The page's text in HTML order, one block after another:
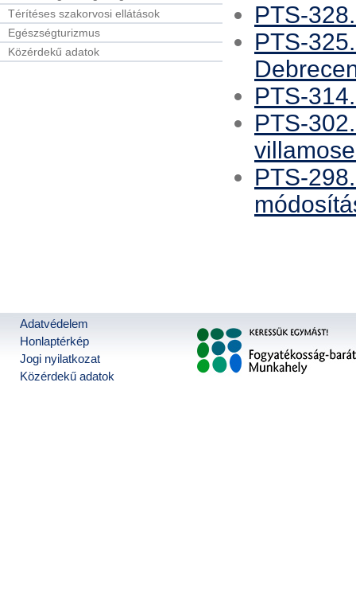
Térítéses szakorvosi ellátások
Egészségturizmus
Közérdekű adatok
PTS-
PTS-
PTS-
PTS-
PTS-
Adatvédelem
Honlaptérkép
Jogi nyilatkozat
Közérdekű adatok